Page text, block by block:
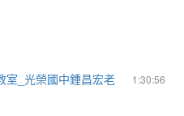
1:30:56
室_光榮國中鍾昌宏老